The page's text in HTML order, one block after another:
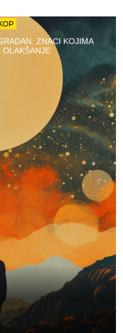
ZNACI KOJIMA
OLAKŠANJE